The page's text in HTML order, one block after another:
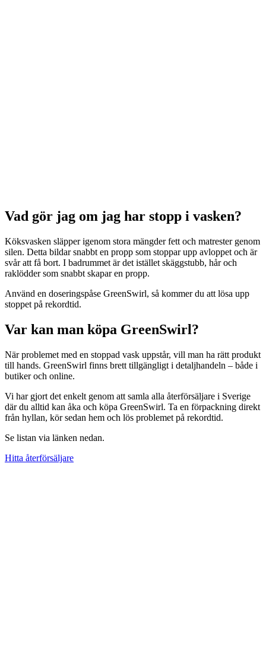
Vad gör jag om jag har stopp i vasken?
Köksvasken släpper igenom stora mängder fett och matrester genom
silen. Detta bildar snabbt en propp som stoppar upp avloppet och är
svår att få bort. I badrummet är det istället skäggstubb, hår och
raklödder som snabbt skapar en propp.
Använd en doseringspåse GreenSwirl, så kommer du att lösa upp
stoppet på rekordtid.
Var kan man köpa GreenSwirl?
När problemet med en stoppad vask uppstår, vill man ha rätt produkt
till hands. GreenSwirl finns brett tillgängligt i detaljhandeln – både i
butiker och online.
Vi har gjort det enkelt genom att samla alla återförsäljare i Sverige
där du alltid kan åka och köpa GreenSwirl. Ta en förpackning direkt
från hyllan, kör sedan hem och lös problemet på rekordtid.
Se listan via länken nedan.
Hitta återförsäljare